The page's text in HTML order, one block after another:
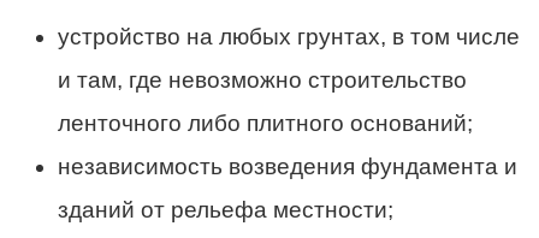
устройство на любых грунтах, в том числе
и там, где невозможно строительство
ленточного либо плитного оснований;
независимость возведения фундамента и
зданий от рельефа местности;